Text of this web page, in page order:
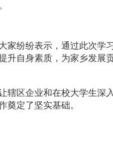
家纷纷表示，通过此次学
升自身素质，为家乡发展
辖区企业和在校大学生深
奠定了坚实基础。